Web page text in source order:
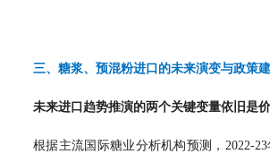
三、糖浆、预混粉进口的未来演变与政策
未来进口趋势推演的两个关键变量依旧是
根据主流国际糖业分析机构预测，2022-